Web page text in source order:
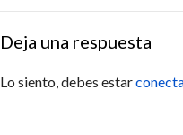
Deja una respuesta
Lo siento, debes estar